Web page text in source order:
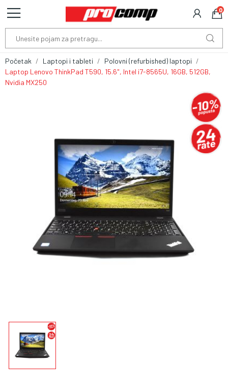
0
Početak Laptopi i tableti
Polovni (refurbished) laptopi
Laptop Lenovo ThinkPad T590, 15.6", Intel i7-8565U, 16GB, 512GB,
Nvidia MX250